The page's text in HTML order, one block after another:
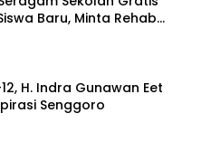
Baru, Minta Rehab
Dikurangi
H. Indra Gunawan Eet
Senggoro